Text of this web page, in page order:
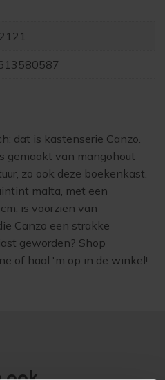
dat is kastenserie Canzo.
gemaakt van mangohout
zo ook deze boekenkast.
malta, met een
is voorzien van
Canzo een strakke
geworden? Shop
of haal 'm op in de winkel!